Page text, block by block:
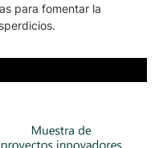
para fomentar la